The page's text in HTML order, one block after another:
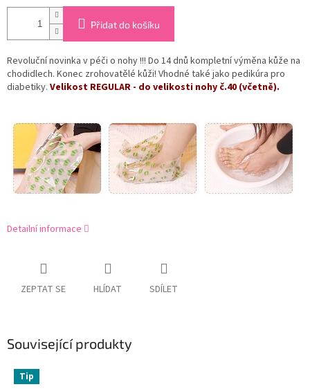
Přidat do košíku
Revoluční novinka v péči o nohy !!! Do 14 dnů kompletní výměna kůže na
chodidlech. Konec zrohovatělé kůži! Vhodné také jako pedikúra pro
diabetiky. Velikost REGULAR - do velikosti nohy č.40 (včetně).
Detailní informace
ZEPTAT SE HLÍDAT SDÍLET
Související produkty
Tip